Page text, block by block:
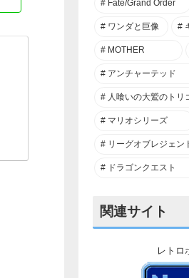
Fate/Grand Order
ワンダと巨像
MOTHER
アンチャーテッド
人喰いの大鷲のトリ
マリオシリーズ
リーグオブレジェン
ドラゴンクエスト
関連サイト
レトロ